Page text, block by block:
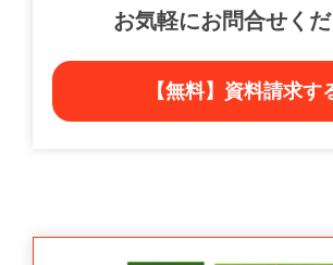
お気軽にお問合せく
【無料】資料請求す